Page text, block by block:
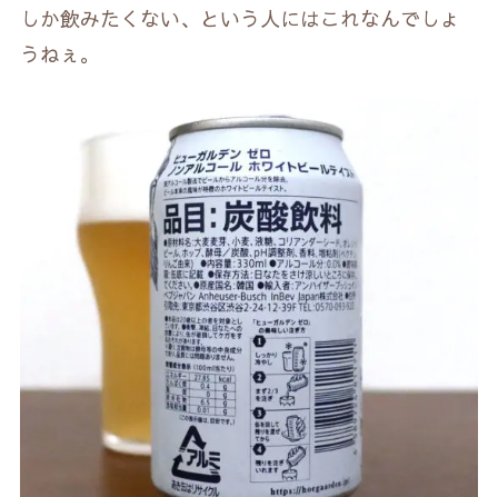
しか飲みたくない、という人にはこれなんでしょ
うねぇ。